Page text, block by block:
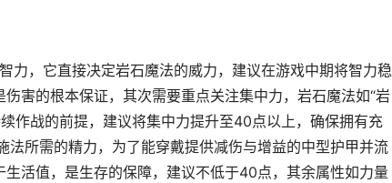
力，它直接决定岩石魔法的威力，建议在游戏中期将智力稳
害的根本保证，其次需要重点关注集中力，岩石魔法如“岩
作战的前提，建议将集中力提升至40点以上，确保拥有充
法所需的精力，为了能穿戴提供减伤与增益的中型护甲并流
活值，是生存的保障，建议不低于40点，其余属性如力量